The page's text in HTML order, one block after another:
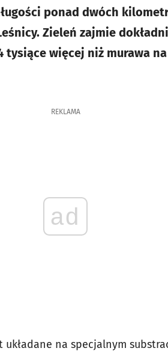
ponad dwóch
Zieleń zajmie
więcej niż murawa
REKLAMA
ad
na specjalnym